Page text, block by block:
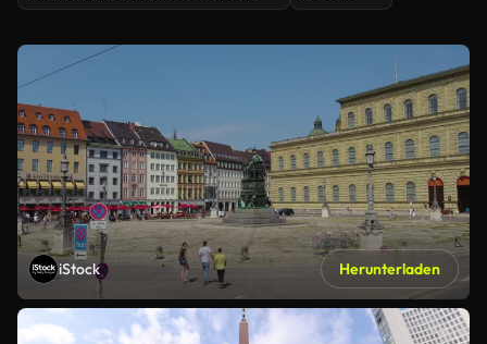
iStock Herunterladen